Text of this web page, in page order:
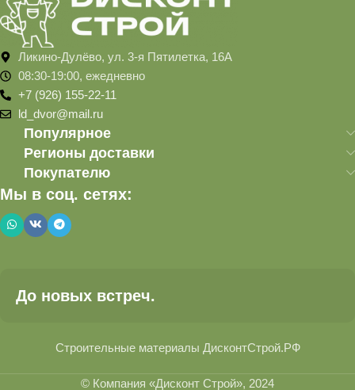
Ликино-Дулёво, ул. 3-я Пятилетка, 16А
08:30-19:00, ежедневно
+7 (926) 155-22-11
ld_dvor@mail.ru
Популярное
Регионы доставки
Покупателю
Мы в соц. сетях:
До новых встреч.
Строительные материалы ДисконтСтрой.РФ
© Компания «Дисконт Строй», 2024